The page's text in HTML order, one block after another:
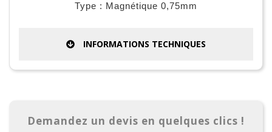
Type : Magnétique 0,75mm
INFORMATIONS TECHNIQUES
Demandez un devis en quelques clics !